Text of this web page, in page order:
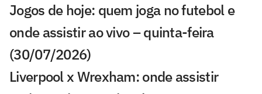
Jogos de hoje: quem joga no futebol e
onde assistir ao vivo – quinta-feira
(30/07/2026)
Liverpool x Wrexham: onde assistir